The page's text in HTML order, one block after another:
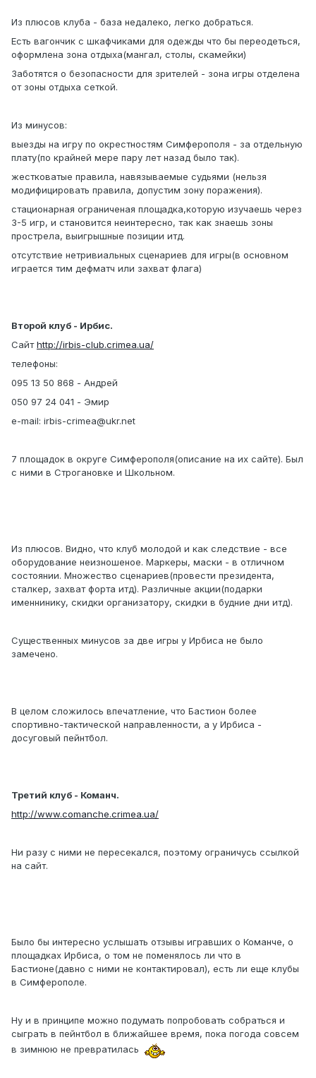
Из плюсов клуба - база недалеко, легко добраться.
Есть вагончик с шкафчиками для одежды что бы переодеться,
оформлена зона отдыха(мангал, столы, скамейки)
Заботятся о безопасности для зрителей - зона игры отделена
от зоны отдыха сеткой.
Из минусов:
выезды на игру по окрестностям Симферополя - за отдельную
плату(по крайней мере пару лет назад было так).
жестковатые правила, навязываемые судьями (нельзя
модифицировать правила, допустим зону поражения).
стационарная ограниченая площадка,которую изучаешь через
3-5 игр, и становится неинтересно, так как знаешь зоны
прострела, выигрышные позиции итд.
отсутствие нетривиальных сценариев для игры(в основном
играется тим дефматч или захват флага)
Второй клуб - Ирбис.
Сайтhttp://irbis-club.crimea.ua/
телефоны:
095 13 50 868 - Андрей
050 97 24 041 - Эмир
e-mail: irbis-crimea@ukr.net
7 площадок в округе Симферополя(описание на их сайте). Был
с ними в Строгановке и Школьном.
Из плюсов. Видно, что клуб молодой и как следствие - все
оборудование неизношеное. Маркеры, маски - в отличном
состоянии. Множество сценариев(провести президента,
сталкер, захват форта итд). Различные акции(подарки
именнинику, скидки организатору, скидки в будние дни итд).
Существенных минусов за две игры у Ирбиса не было
замечено.
В целом сложилось впечатление, что Бастион более
спортивно-тактической направленности, а у Ирбиса -
досуговый пейнтбол.
Третий клуб - Команч.
http://www.comanche.crimea.ua/
Ни разу с ними не пересекался, поэтому ограничусь ссылкой
на сайт.
Было бы интересно услышать отзывы игравших о Команче, о
площадках Ирбиса, о том не поменялось ли что в
Бастионе(давно с ними не контактировал), есть ли еще клубы
в Симферополе.
Ну и в принципе можно подумать попробовать собраться и
сыграть в пейнтбол в ближайшее время, пока погода совсем
в зимнюю не превратилась